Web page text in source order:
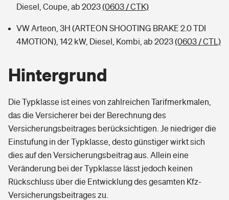
Diesel, Coupe, ab 2023(0603 / CTK)
VW Arteon, 3H (ARTEON SHOOTING BRAKE 2.0 TDI
4MOTION), 142 kW, Diesel, Kombi, ab 2023(0603 / CTL)
Hintergrund
Die Typklasse ist eines von zahlreichen Tarifmerkmalen,
das die Versicherer bei der Berechnung des
Versicherungsbeitrages berücksichtigen. Je niedriger die
Einstufung in der Typklasse, desto günstiger wirkt sich
dies auf den Versicherungsbeitrag aus. Allein eine
Veränderung bei der Typklasse lässt jedoch keinen
Rückschluss über die Entwicklung des gesamten Kfz-
Versicherungsbeitrages zu.